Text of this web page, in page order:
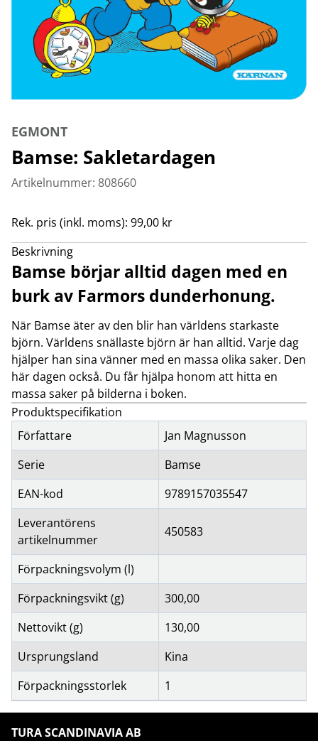
EGMONT
Bamse: Sakletardagen
Artikelnummer: 808660
Rek. pris (inkl. moms): 99,00 kr
Beskrivning
Bamse börjar alltid dagen med en
burk av Farmors dunderhonung.
När Bamse äter av den blir han världens starkaste
björn. Världens snällaste björn är han alltid. Varje dag
hjälper han sina vänner med en massa olika saker. Den
här dagen också. Du får hjälpa honom att hitta en
massa saker på bilderna i boken.
Produktspecifikation
Författare
Jan Magnusson
Serie
Bamse
EAN-kod
9789157035547
Leverantörens
artikelnummer
450583
Förpackningsvolym (l)
Förpackningsvikt (g)
300,00
Nettovikt (g)
130,00
Ursprungsland
Kina
Förpackningsstorlek
1
TURA SCANDINAVIA AB